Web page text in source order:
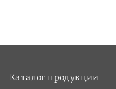
Каталог продукции